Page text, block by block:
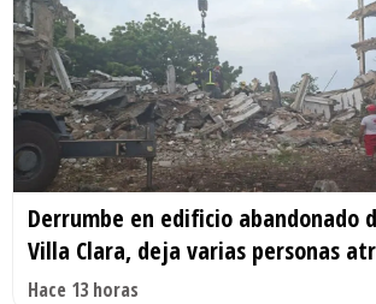
Derrumbe en edificio abandonado
Villa Clara, deja varias personas
Hace 13 horas